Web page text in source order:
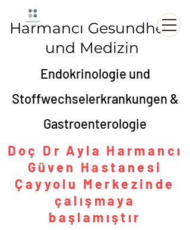
Harmancı Gesundheit
und Medizin
Endokrinologie und
Stoffwechselerkrankungen &
Gastroenterologie
Doç Dr Ayla Harmancı
Güven Hastanesi
Çayyolu Merkezinde
çalışmaya
başlamıştır